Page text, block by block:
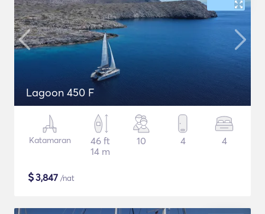
Lagoon 450 F
Katamaran
46 ft
14 m
10 4 4
$3,847 /nat